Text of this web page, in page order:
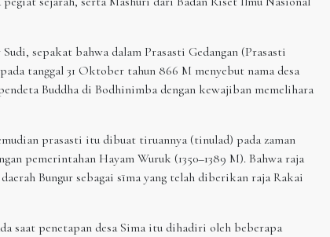
sepakat bahwa dalam Prasasti Gedangan (Prasasti
tanggal 31 Oktober tahun 866 M menyebut nama desa
Buddha di Bodhinimba dengan kewajiban memelihara
prasasti itu dibuat tiruannya (tinulad) pada zaman
pemerintahan Hayam Wuruk (1350–1389 M). Bahwa raja
Bungur sebagai sīma yang telah diberikan raja Rakai
saat penetapan desa Sima itu dihadiri oleh beberapa